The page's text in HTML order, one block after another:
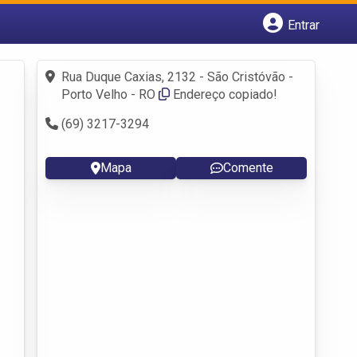
Entrar
Fazer login
Criar conta
Rua Duque Caxias, 2132 - São Cristóvão -
Porto Velho - RO
Endereço copiado!
(69) 3217-3294
Mapa Comente